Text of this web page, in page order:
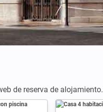
de reserva de alojamiento.